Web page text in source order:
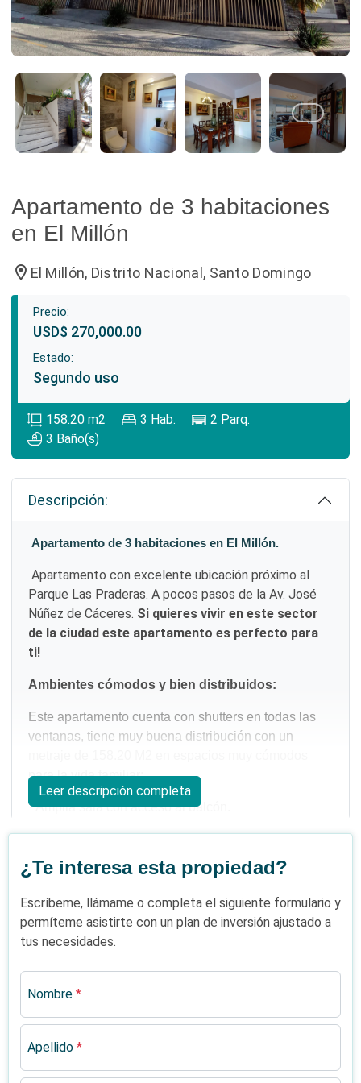
Apartamento de 3 habitaciones
en El Millón
location_on El Millón, Distrito Nacional, Santo Domingo
Precio:
USD$ 270,000.00
Estado:
Segundo uso
158.20m2 3 Hab. 2 Parq.
3 Baño(s)
Descripción:
Apartamento de 3 habitaciones en El Millón.
Apartamento con excelente ubicación próximo al
Parque Las Praderas. A pocos pasos de la Av. José
Núñez de Cáceres. Si quieres vivir en este sector
de la ciudad este apartamento es perfecto para
ti!
Ambientes cómodos y bien distribuidos:
Este apartamento cuenta con shutters en todas las
ventanas, tiene muy buena distribución con un
para la vida familiar:
· Amplia sala con acceso al balcón.
· Comedor separado.
· Cocina cerrada.
· ½ baño de visitas.
· Área de lavado.
· 3habitaciones cada una con su baño, principal con
walk-in closet.
· 2 parqueos lineales, techados y amplios.
Leer descripción completa
¿Te interesa esta propiedad?
Escríbeme, llámame o completa el siguiente formulario y
permíteme asistirte con un plan de inversión ajustado a
tus necesidades.
Nombre *
Apellido *